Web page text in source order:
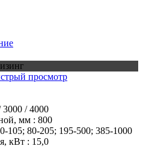
просмотр
3000 / 4000
мм : 800
105; 80-205; 195-500; 385-1000
кВт : 15,0